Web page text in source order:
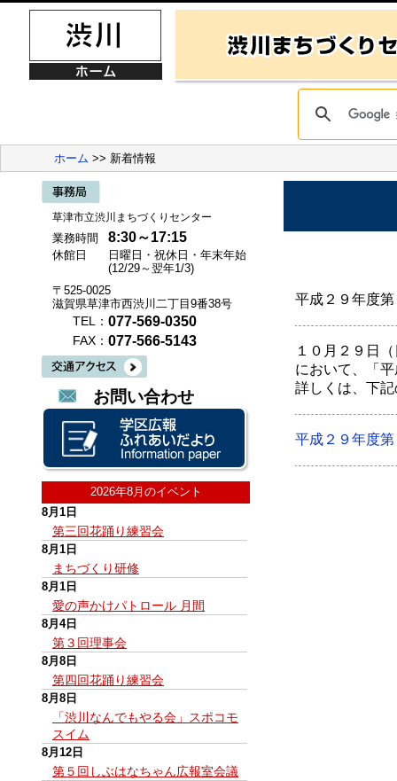
ホーム >> 新着情報
草津市立渋川まちづくりセンター
業務時間 8:30～17:15
休館日
日曜日・祝休日・年末年始
(12/29～翌年1/3)
〒525-0025
滋賀県草津市西渋川二丁目9番38号
TEL： 077-569-0350
FAX： 077-566-5143
お問い合わせ
2026年8月のイベント
8月1日
第三回花踊り練習会
8月1日
まちづくり研修
8月1日
愛の声かけパトロール 月間
8月4日
第３回理事会
8月8日
第四回花踊り練習会
8月8日
「渋川なんでもやる会」スポコモ
スイム
8月12日
第５回しぶはなちゃん広報室会議
平成２９年度
１０月２９日
において、「
詳しくは、下
平成２９年度